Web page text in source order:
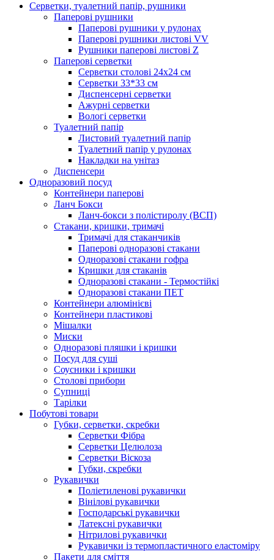
Серветки, туалетний папір, рушники
Паперові рушники
Паперові рушники у рулонах
Паперові рушники листові VV
Рушники паперові листові Z
Паперові серветки
Серветки столові 24х24 см
Серветки 33*33 см
Диспенсерні серветки
Ажурні серветки
Вологі серветки
Туалетний папір
Листовий туалетний папір
Туалетний папір у рулонах
Накладки на унітаз
Диспенсери
Одноразовий посуд
Контейнери паперові
Ланч Бокси
Ланч-бокси з полістиролу (ВСП)
Стакани, кришки, тримачі
Тримачі для стаканчиків
Паперові одноразові стакани
Одноразові стакани гофра
Кришки для стаканів
Одноразові стакани - Термостійкі
Одноразові стакани ПЕТ
Контейнери алюмінієві
Контейнери пластикові
Мішалки
Миски
Одноразові пляшки і кришки
Посуд для суші
Соусники і кришки
Столові прибори
Супниці
Тарілки
Побутові товари
Губки, серветки, скребки
Серветки Фібра
Серветки Целюлоза
Серветки Віскоза
Губки, скребки
Рукавички
Поліетиленові рукавички
Вінілові рукавички
Господарські рукавички
Латексні рукавички
Нітрилові рукавички
Рукавички із термопластичного еластоміру
Пакети для сміття